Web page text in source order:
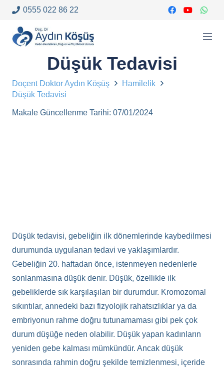
0555 022 86 22
Düşük Tedavisi
Doçent Doktor Aydın Köşüş
Hamilelik
Düşük Tedavisi
Makale Güncellenme Tarihi: 07/01/2024
Düşük tedavisi, gebeliğin ilk dönemlerinde kaybedilmesi
durumunda uygulanan tedavi ve yaklaşımlardır.
Gebeliğin 20. haftadan önce, istenmeyen nedenlerle
sonlanmasına düşük denir. Düşük, özellikle ilk
gebeliklerde sık karşılaşılan bir durumdur. Kromozomal
sıkıntılar, annedeki bazı fizyolojik rahatsızlıklar ya da
embriyonun rahme doğru tutunamaması gibi pek çok
durum düşüğe neden olabilir. Düşük yapan kadınların
yeniden gebe kalması mümkündür. Ancak düşük
sonrasında rahmin doğru şekilde temizlenmesi, içeride